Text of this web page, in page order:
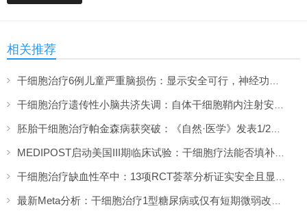
相关推荐
干细胞治疗6例儿童严重脑损伤：显示安全可行，神经功能改善信号值得关注
干细胞治疗遗传性小脑共济失调：自体干细胞鞘内注射安全性与初步疗效解读
胚胎干细胞治疗帕金森病获突破：《自然·医学》发表1/2期临床12个月随访数据
MEDIPOST启动美国III期临床试验：干细胞疗法能否填补膝骨关节炎“治疗真空”？
干细胞治疗缺血性卒中：13项RCT荟萃分析证实安全且显著改善长期功能预后
最新Meta分析：干细胞治疗1型糖尿病或仅有短期微弱改善，难现持久临床获益